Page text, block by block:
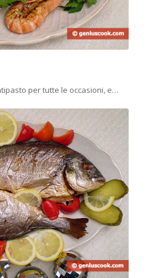
per tutte le occasioni, e…